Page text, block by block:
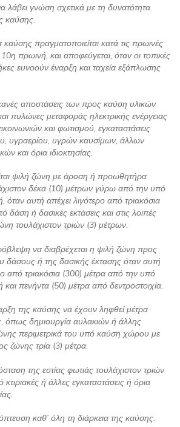
λάβει γνώση σχετικά με τη δυνατότητα
καύσης.
καύσης πραγματοποιείται κατά τις πρωινές
πρωινή, και αποφεύγεται, όταν οι τοπικές
ευνοούν έναρξη και ταχεία εξάπλωσης
αποστάσεις των προς καύση υλικών
πυλώνες μεταφοράς ηλεκτρικής ενέργειας
και φωτισμού, εγκαταστάσεις
υγραερίου, υγρών καυσίμων, άλλων
και όρια ιδιοκτησίας.
ψιλή ζώνη με άροση ή προωθητήρα
δέκα (10) μέτρων γύρω από την υπό
όταν αυτή απέχει λιγότερο από τριακόσια
δάση ή δασικές εκτάσεις και στις λοιπές
τουλάχιστον τριών (3) μέτρων.
να διαβρέχεται η ψιλή ζώνη προς
δάσους ή της δασικής έκτασης όταν αυτή
από τριακόσια (300) μέτρα από την υπό
πενήντα (50) μέτρα από δεντροστοιχία.
της καύσης να έχουν ληφθεί μέτρα
όπως δημιουργία αυλακιών ή άλλης
περιμετρικά του υπό καύση χώρου με
ζώνης τρία (3) μέτρα.
της εστίας φωτιάς τουλάχιστον τριών
ή άλλες εγκαταστάσεις ή όρια
καθ’ όλη τη διάρκεια της καύσης.